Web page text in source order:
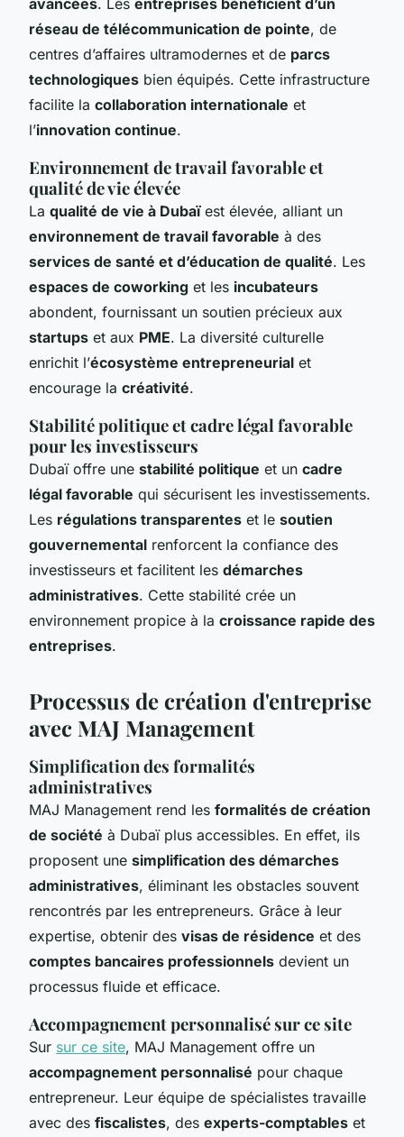
réseau de télécommunication de pointe, de
centres d’affaires ultramodernes et de parcs
technologiques bien équipés. Cette infrastructure
facilite la collaboration internationale et
l’innovation continue.
Environnement de travail favorable et
qualité de vie élevée
La qualité de vie à Dubaïest élevée, alliant un
environnement de travail favorable à des
services de santé et d’éducation de qualité. Les
espaces de coworking et les incubateurs
abondent, fournissant un soutien précieux aux
startups et aux PME. La diversité culturelle
enrichit l’écosystème entrepreneurial et
encourage la créativité.
Stabilité politique et cadre légal favorable
pour les investisseurs
Dubaï offre une stabilité politique et un cadre
légal favorable qui sécurisent les investissements.
Les régulations transparentes et le soutien
gouvernemental renforcent la confiance des
investisseurs et facilitent les démarches
administratives. Cette stabilité crée un
environnement propice à la croissance rapide des
entreprises.
Processus de création d'entreprise
avec MAJ Management
Simplification des formalités
administratives
MAJ Management rend les formalités de création
de société à Dubaï plus accessibles. En effet, ils
proposent une simplification des démarches
administratives, éliminant les obstacles souvent
rencontrés par les entrepreneurs. Grâce à leur
expertise, obtenir des visas de résidence et des
comptes bancaires professionnels devient un
processus fluide et efficace.
Accompagnement personnalisé sur ce site
Sur sur ce site, MAJ Management offre un
accompagnement personnalisé pour chaque
entrepreneur. Leur équipe de spécialistes travaille
avec des fiscalistes, des experts-comptables et